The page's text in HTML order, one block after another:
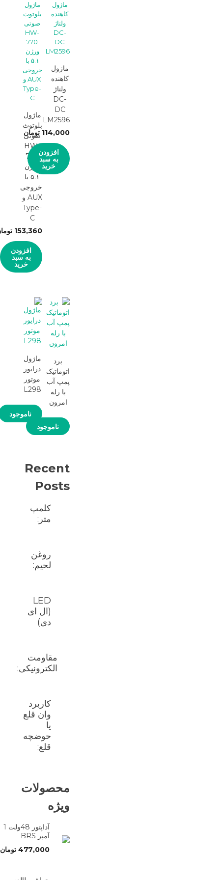
ماژول
بلوتوث
صوتی
HW-
770
ورژن
۵.۱ با
خروجی
AUX و
Type-
C
153,360
افزودن
به سبد
خرید
ماژول
کاهنده
ولتاژ
DC-
DC
LM2596
114,000 تومان
افزودن
به سبد
خرید
ماژول
درایور
موتور
L298
ناموجود
برد
اتوماتیک
پمپ آب
با رله
امرون
ناموجود
Recent
Posts
کلمپ
متر:
روغن
لحیم:
LED
(ال ای
دی)
مقاومت
الکترونیکی:
کاربرد
وان قلع
یا
حوضچه
قلع:
محصولات
ویژه
آداپتور 48ولت 1
آمپر BRS
477,000 تومان